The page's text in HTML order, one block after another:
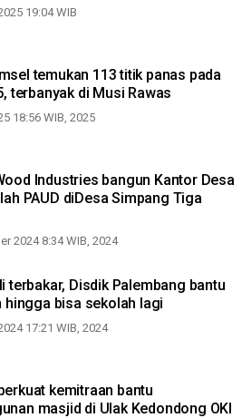
19:04 WIB
temukan 113 titik panas pada
terbanyak di Musi Rawas
18:56 WIB, 2025
Industries bangun Kantor Desa
PAUD diDesa Simpang Tiga
2024 8:34 WIB, 2024
terbakar, Disdik Palembang bantu
hingga bisa sekolah lagi
17:21 WIB, 2024
kemitraan bantu
masjid di Ulak Kedondong OKI